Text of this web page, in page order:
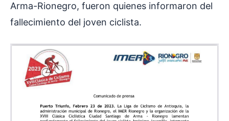
Arma-Rionegro, fueron quienes informaron del
fallecimiento del joven ciclista.